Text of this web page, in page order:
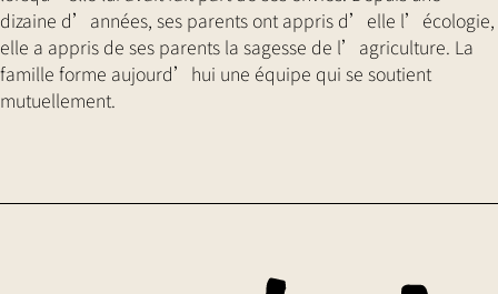
dizaine d’années, ses parents ont appris d’elle l’écologie,
elle a appris de ses parents la sagesse de l’agriculture. La
famille forme aujourd’hui une équipe qui se soutient
mutuellement.